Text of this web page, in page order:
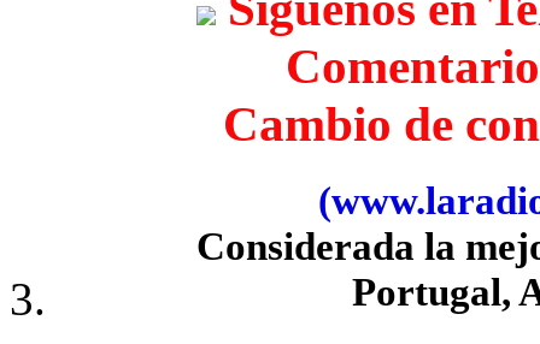
Cambio de
Considerada la
Portugal,